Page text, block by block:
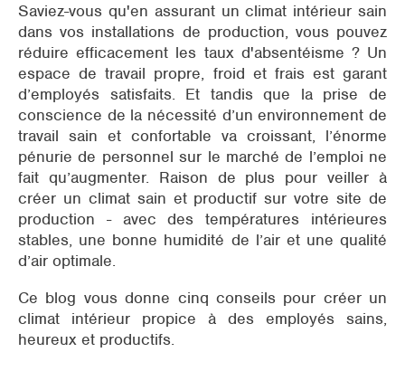
Saviez-vous qu'en assurant un climat intérieur sain
dans vos installations de production, vous pouvez
réduire efficacement les taux d'absentéisme ? Un
espace de travail propre, froid et frais est garant
d’employés satisfaits. Et tandis que la prise de
conscience de la nécessité d’un environnement de
travail sain et confortable va croissant, l’énorme
pénurie de personnel sur le marché de l’emploi ne
fait qu’augmenter. Raison de plus pour veiller à
créer un climat sain et productif sur votre site de
production - avec des températures intérieures
stables, une bonne humidité de l’air et une qualité
d’air optimale.
Ce blog vous donne cinq conseils pour créer un
climat intérieur propice à des employés sains,
heureux et productifs.